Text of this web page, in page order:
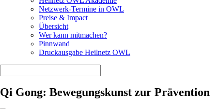
Netzwerk-Termine in OWL
Preise & Impact
Übersicht
Wer kann mitmachen?
Pinnwand
Druckausgabe Heilnetz OWL
Qi Gong: Bewegungskunst zur Prävention